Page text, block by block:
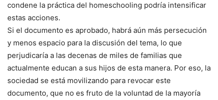
condene la práctica del homeschooling podría intensificar
estas acciones.
Si el documento es aprobado, habrá aún más persecución
y menos espacio para la discusión del tema, lo que
perjudicaría a las decenas de miles de familias que
actualmente educan a sus hijos de esta manera. Por eso, la
sociedad se está movilizando para revocar este
documento, que no es fruto de la voluntad de la mayoría